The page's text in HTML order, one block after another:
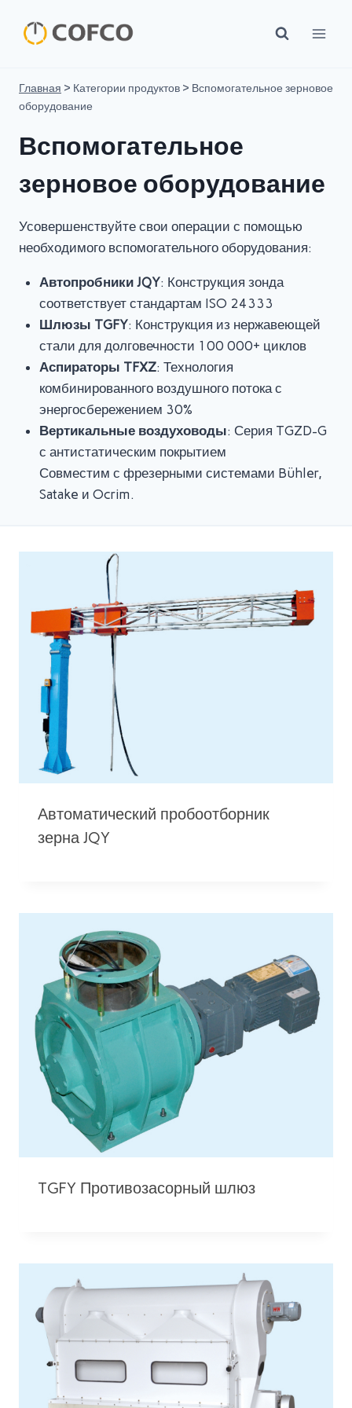
Главная > Категории продуктов > Вспомогательное зерновое
оборудование
Вспомогательное
зерновое оборудование
Усовершенствуйте свои операции с помощью
необходимого вспомогательного оборудования:
Автопробники JQY: Конструкция зонда
соответствует стандартам ISO 24333
Шлюзы TGFY: Конструкция из нержавеющей
стали для долговечности 100 000+ циклов
Аспираторы TFXZ: Технология
комбинированного воздушного потока с
энергосбережением 30%
Вертикальные воздуховоды: Серия TGZD-G
с антистатическим покрытием
Совместим с фрезерными системами Bühler,
Satake и Ocrim.
Автоматический пробоотборник
зерна JQY
TGFY Противозасорный шлюз